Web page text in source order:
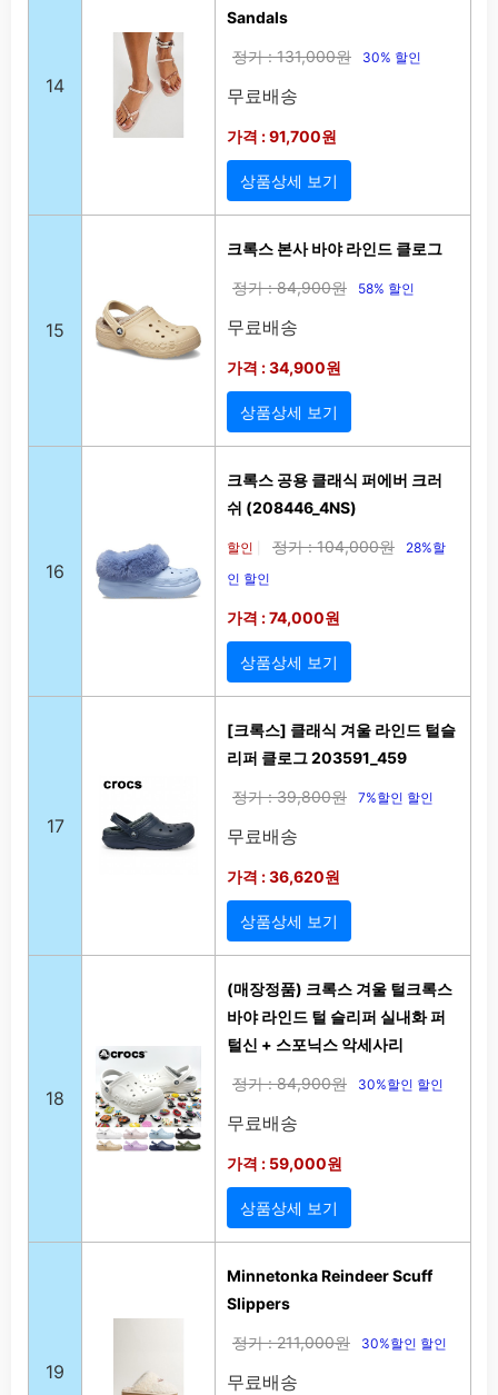
14
Sandals
정가 : 131,000원 30% 할인
무료배송
가격 : 91,700원
상품상세 보기
15
크록스 본사 바야 라인드 클로그
정가 : 84,900원 58% 할인
무료배송
가격 : 34,900원
상품상세 보기
16
크록스 공용 클래식 퍼에버 크러
쉬 (208446_4NS)
할인 정가 : 104,000원
28%할
인 할인
가격 : 74,000원
상품상세 보기
17
[크록스] 클래식 겨울 라인드 털슬
리퍼 클로그 203591_459
정가 : 39,800원 7%할인 할인
무료배송
가격 : 36,620원
상품상세 보기
18
(매장정품) 크록스 겨울 털크록스
바야 라인드 털 슬리퍼 실내화 퍼
털신 + 스포닉스 악세사리
정가 : 84,900원 30%할인 할인
무료배송
가격 : 59,000원
상품상세 보기
19
Minnetonka Reindeer Scuff
Slippers
정가 : 211,000원 30%할인 할인
무료배송